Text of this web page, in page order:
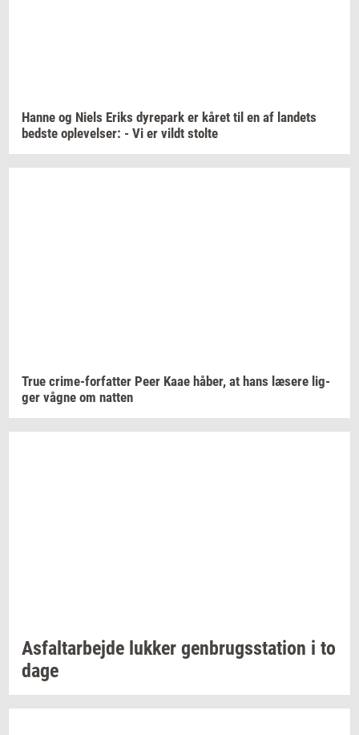
Hanne og Niels Eriks dy­re­park er kåret til en af lan­dets
bed­ste op­le­vel­ser: - Vi er vildt stol­te
True crime-​forfatter Peer Kaae håber, at hans læ­se­re lig­
ger vågne om nat­ten
As­fal­t­ar­bej­de luk­ker gen­brugs­sta­tion i to
dage